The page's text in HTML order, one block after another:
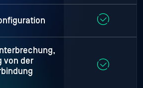
von der